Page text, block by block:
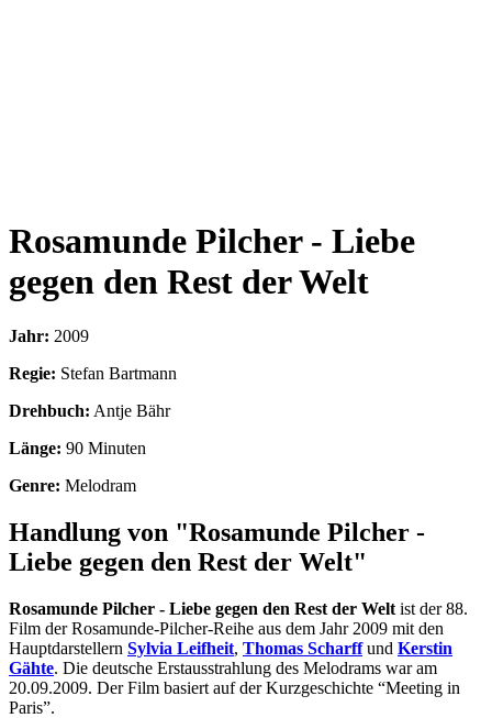
Rosamunde Pilcher - Liebe
gegen den Rest der Welt
Jahr: 2009
Regie: Stefan Bartmann
Drehbuch: Antje Bähr
Länge: 90 Minuten
Genre: Melodram
Handlung von "Rosamunde Pilcher -
Liebe gegen den Rest der Welt"
Rosamunde Pilcher - Liebe gegen den Rest der Welt ist der 88.
Film der Rosamunde-Pilcher-Reihe aus dem Jahr 2009 mit den
Hauptdarstellern Sylvia Leifheit, Thomas Scharffund Kerstin
Gähte. Die deutsche Erstausstrahlung des Melodrams war am
20.09.2009. Der Film basiert auf der Kurzgeschichte “Meeting in
Paris”.